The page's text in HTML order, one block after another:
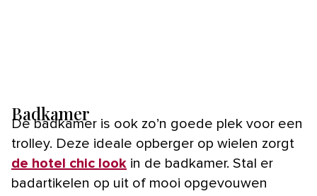
Badkamer
De badkamer is ook zo’n goede plek voor een
trolley. Deze ideale opberger op wielen zorgt
de hotel chic look in de badkamer. Stal er
badartikelen op uit of mooi opgevouwen